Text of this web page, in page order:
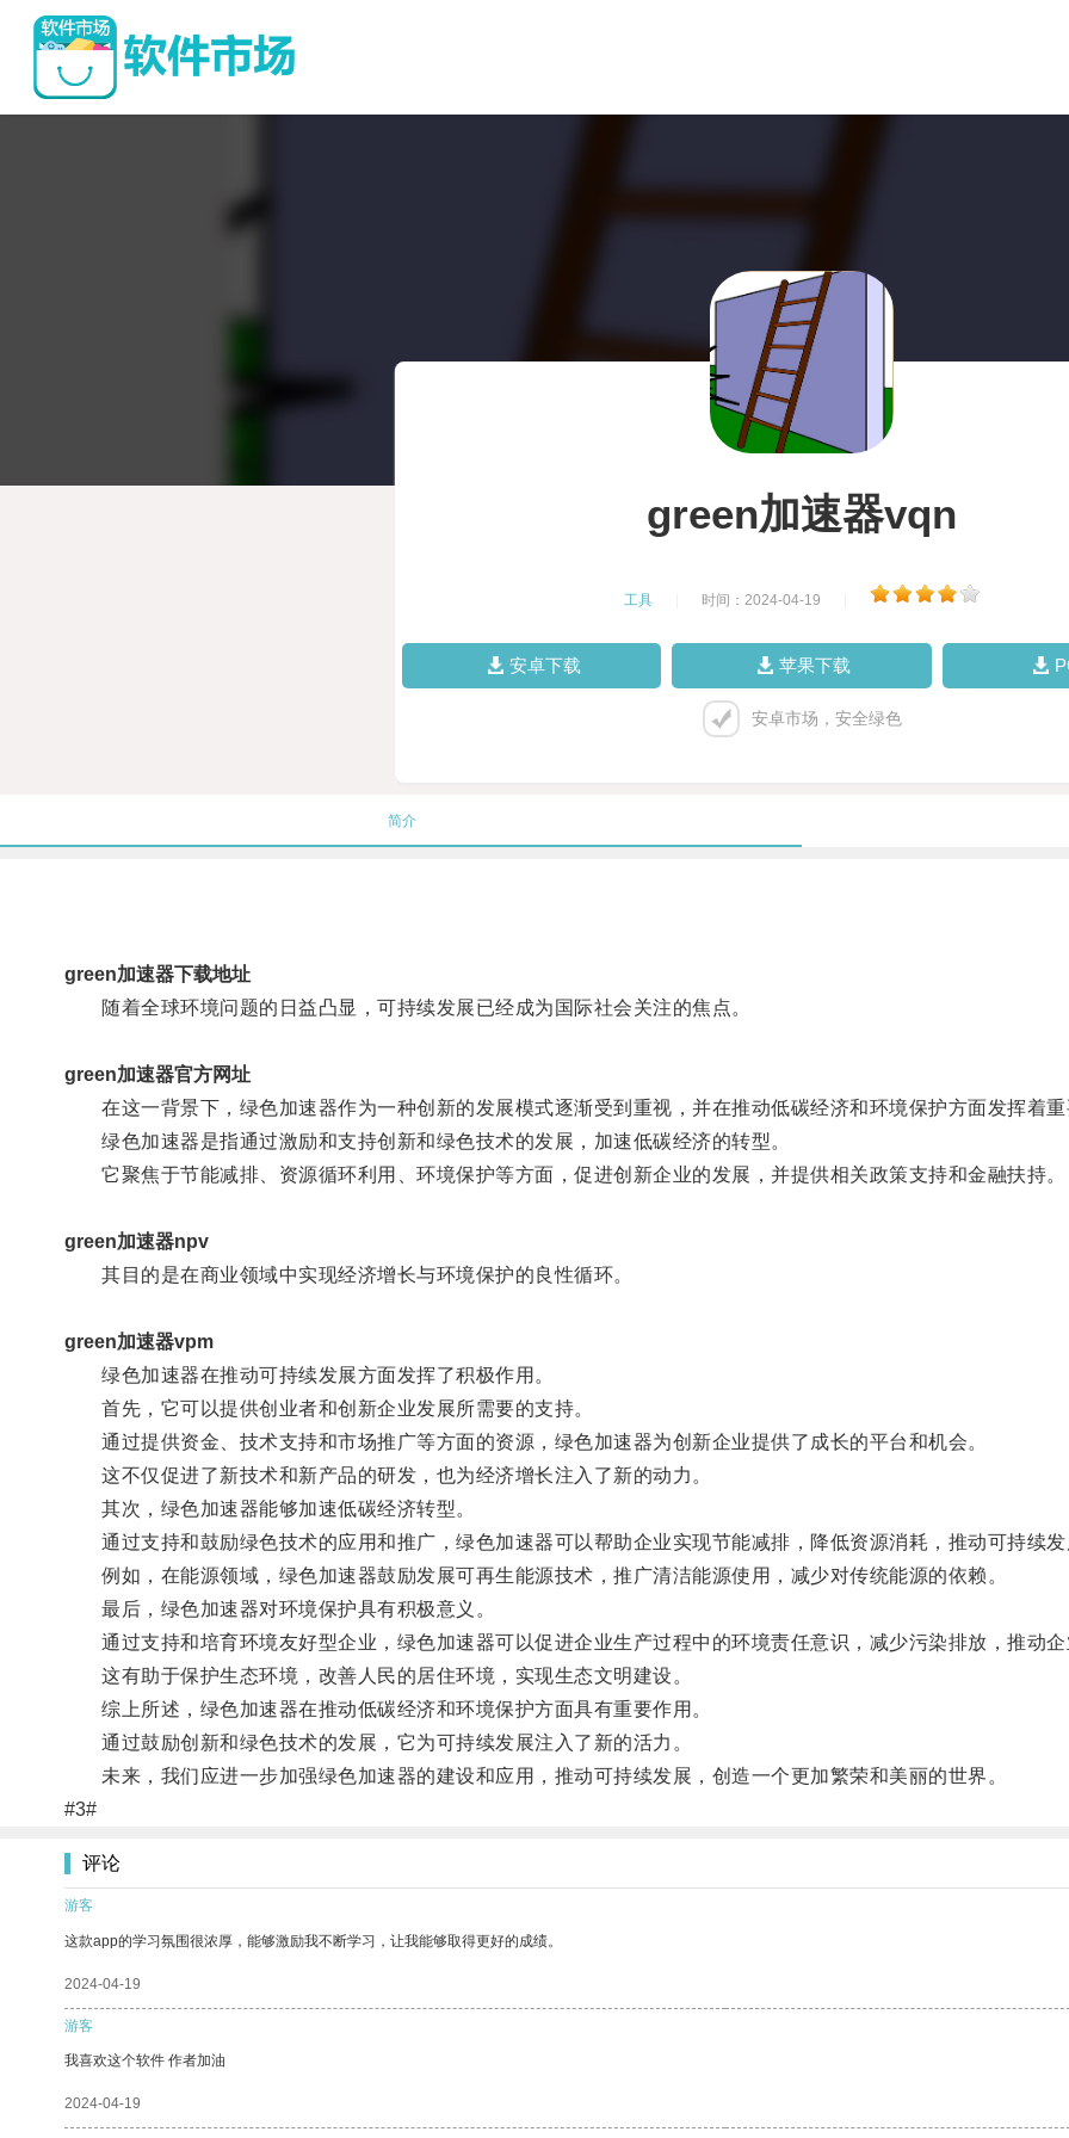
green加速器vqn
工具 时间：2024-04-19
安卓下载 苹果下载
安卓市场，安全绿色
简介
green加速器下载地址
随着全球环境问题的日益凸显，可持续发展已经成为国际社会关注的焦点。
green加速器官方网址
在这一背景下，绿色加速器作为一种创新的发展模式逐渐受到重视，并在推动低碳经济和环境保护方面发挥着重
绿色加速器是指通过激励和支持创新和绿色技术的发展，加速低碳经济的转型。
它聚焦于节能减排、资源循环利用、环境保护等方面，促进创新企业的发展，并提供相关政策支持和金融扶持。
green加速器npv
其目的是在商业领域中实现经济增长与环境保护的良性循环。
green加速器vpm
绿色加速器在推动可持续发展方面发挥了积极作用。
首先，它可以提供创业者和创新企业发展所需要的支持。
通过提供资金、技术支持和市场推广等方面的资源，绿色加速器为创新企业提供了成长的平台和机会。
这不仅促进了新技术和新产品的研发，也为经济增长注入了新的动力。
其次，绿色加速器能够加速低碳经济转型。
通过支持和鼓励绿色技术的应用和推广，绿色加速器可以帮助企业实现节能减排，降低资源消耗，推动可持续发
例如，在能源领域，绿色加速器鼓励发展可再生能源技术，推广清洁能源使用，减少对传统能源的依赖。
最后，绿色加速器对环境保护具有积极意义。
通过支持和培育环境友好型企业，绿色加速器可以促进企业生产过程中的环境责任意识，减少污染排放，推动企
这有助于保护生态环境，改善人民的居住环境，实现生态文明建设。
综上所述，绿色加速器在推动低碳经济和环境保护方面具有重要作用。
通过鼓励创新和绿色技术的发展，它为可持续发展注入了新的活力。
未来，我们应进一步加强绿色加速器的建设和应用，推动可持续发展，创造一个更加繁荣和美丽的世界。
#3#
评论
游客
这款app的学习氛围很浓厚，能够激励我不断学习，让我能够取得更好的成绩。
2024-04-19
游客
我喜欢这个软件 作者加油
2024-04-19